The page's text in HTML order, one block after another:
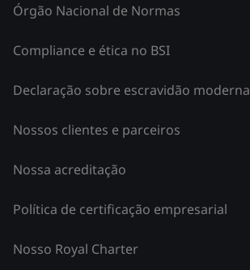
Órgão Nacional de Normas
Compliance e ética no BSI
Declaração sobre escravidão moderna
Nossos clientes e parceiros
Nossa acreditação
Política de certificação empresarial
Nosso Royal Charter